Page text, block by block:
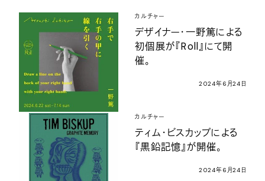
カルチャー
デザイナー・一野篤による
初個展が『Roll』にて開
催。
2024年6月24日
カルチャー
ティム・ビスカップによる
『黒鉛記憶』が開催。
2024年6月24日